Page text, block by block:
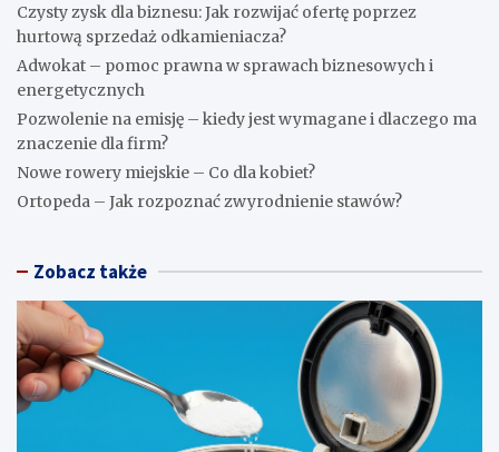
Czysty zysk dla biznesu: Jak rozwijać ofertę poprzez
hurtową sprzedaż odkamieniacza?
Adwokat – pomoc prawna w sprawach biznesowych i
energetycznych
Pozwolenie na emisję – kiedy jest wymagane i dlaczego ma
znaczenie dla firm?
Nowe rowery miejskie – Co dla kobiet?
Ortopeda – Jak rozpoznać zwyrodnienie stawów?
Zobacz także